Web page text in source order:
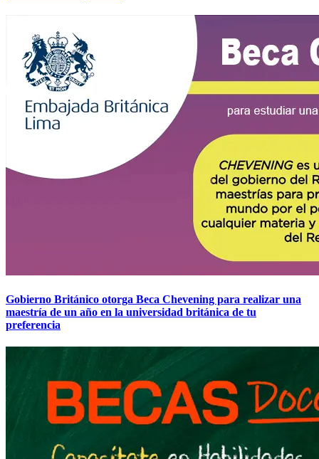
Gobierno Británico otorga Beca Chevening para realizar una
maestría de un año en la universidad británica de tu
preferencia